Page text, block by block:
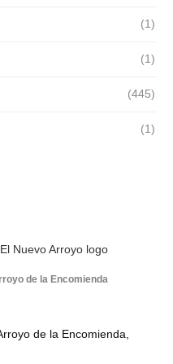
(1)
(1)
(445)
(1)
de la Encomienda
de la Encomienda,